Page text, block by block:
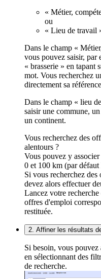
« Métier,
ou
« Lieu de travail
Dans le champ «
vous pouvez saisir, par
« brasserie » en tapant
mot. Vous recherchez
directement sa
Dans le champ « lieu
saisir une commune,
un continent.
Vous recherchez des
alentours ?
Vous pouvez y
0 et 100 km (par
Si vous recherchez
devez alors effectuer
Lancez votre
offres d'emploi
restituée.
2. Affiner les résultats
Si besoin, vous pouvez
en sélectionnant des
de recherche.